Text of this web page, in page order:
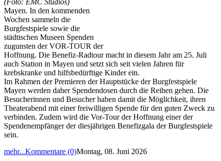
(Foto: EMC Studios)
Mayen. In den kommenden
Wochen sammeln die
Burgfestspiele sowie die
städtischen Museen Spenden
zugunsten der VOR-TOUR der
Hoffnung. Die Benefiz-Radtour macht in diesem Jahr am 25. Juli
auch Station in Mayen und setzt sich seit vielen Jahren für
krebskranke und hilfsbedürftige Kinder ein.
Im Rahmen der Premieren der Hauptstücke der Burgfestspiele
Mayen werden daher Spendendosen durch die Reihen gehen. Die
Besucherinnen und Besucher haben damit die Möglichkeit, ihren
Theaterabend mit einer freiwilligen Spende für den guten Zweck zu
verbinden. Zudem wird die Vor-Tour der Hoffnung einer der
Spendenempfänger der diesjährigen Benefizgala der Burgfestspiele
sein.
mehr...Kommentare (0)Montag, 08. Juni 2026